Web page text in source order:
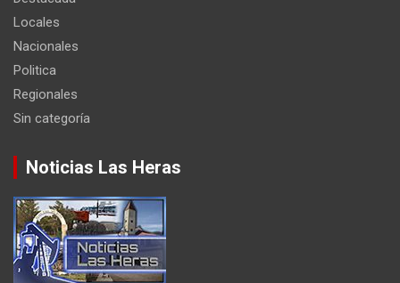
Locales
Nacionales
Politica
Regionales
Sin categoría
Noticias Las Heras